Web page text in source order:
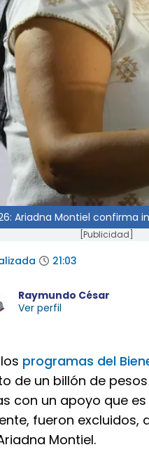
Ariadna Montiel confirma
[Publicidad]
21:03
Raymundo César
Ver perfil
programas del
de un billón de
con un apoyo que
fueron excluidos,
Montiel.